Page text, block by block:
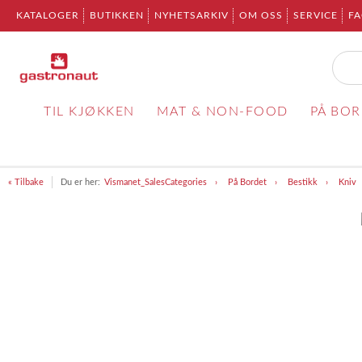
KATALOGER BUTIKKEN NYHETSARKIV OM OSS SERVICE
TIL KJØKKEN MAT & NON-FOOD PÅ
« Tilbake Du er her: Vismanet_SalesCategories På Bordet Bestikk Kniv